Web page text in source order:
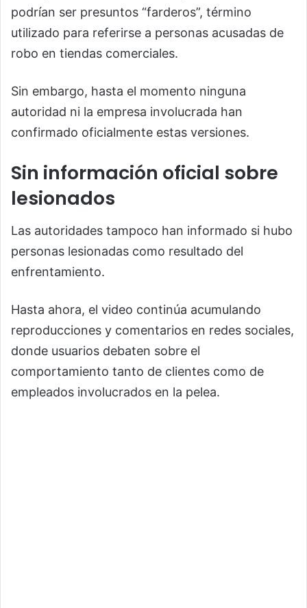
podrían ser presuntos “farderos”, término
utilizado para referirse a personas acusadas de
robo en tiendas comerciales.
Sin embargo, hasta el momento ninguna
autoridad ni la empresa involucrada han
confirmado oficialmente estas versiones.
Sin información oficial sobre
lesionados
Las autoridades tampoco han informado si hubo
personas lesionadas como resultado del
enfrentamiento.
Hasta ahora, el video continúa acumulando
reproducciones y comentarios en redes sociales,
donde usuarios debaten sobre el
comportamiento tanto de clientes como de
empleados involucrados en la pelea.